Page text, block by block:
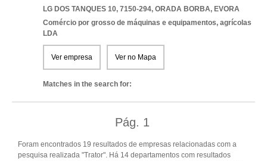
LG DOS TANQUES 10, 7150-294, ORADA BORBA, EVORA
Comércio por grosso de máquinas e equipamentos, agrícolas
LDA
Ver empresa Ver no Mapa
Matches in the search for:
Pág. 1
Foram encontrados 19 resultados de empresas relacionadas com a
pesquisa realizada "Trator". Há 14 departamentos com resultados